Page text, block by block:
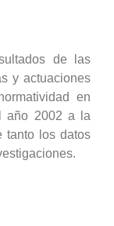
de las
y actuaciones
en
año 2002 a la
tanto los datos